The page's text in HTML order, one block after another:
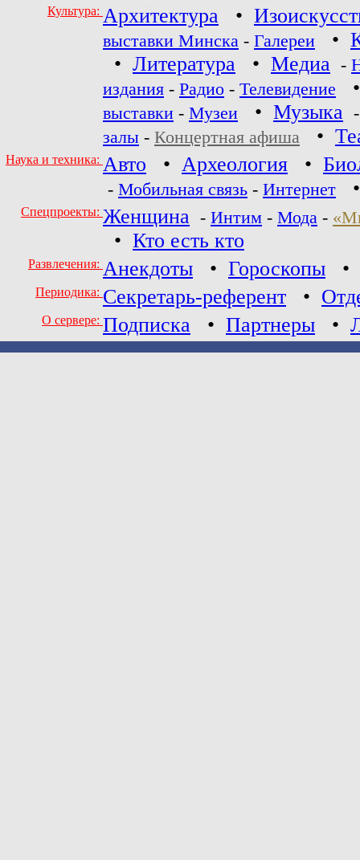
Культура: Архитектура •
выставки Минска - Галереи •
• Литература • Медиа -
издания - Радио - Телевидение
выставки - Музеи • Музыка
залы - Концертная афиша •
Наука и техника: Авто • Археология •
- Мобильная связь - Интернет
Спецпроекты: Женщина - Интим - Мода -
• Кто есть кто
Развлечения: Анекдоты • Гороскопы •
Периодика: Секретарь-референт •
О сервере: Подписка • Партнеры •